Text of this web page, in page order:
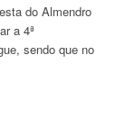
do Almendro
a 4ª
sendo que no